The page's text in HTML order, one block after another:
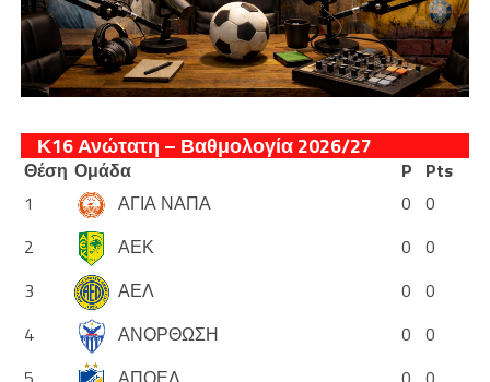
Κ16 Ανώτατη – Βαθμολογία 2026/27
Θέση Ομάδα P Pts
1
ΑΓΙΑ ΝΑΠΑ 0 0
2
ΑΕΚ 0 0
3
ΑΕΛ 0 0
4
ΑΝΟΡΘΩΣΗ 0 0